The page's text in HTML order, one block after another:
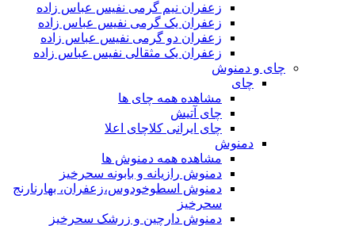
زعفران نیم گرمی نفیس عباس زاده
زعفران یک گرمی نفیس عباس زاده
زعفران دو گرمی نفیس عباس زاده
زعفران یک مثقالی نفیس عباس زاده
چای و دمنوش
چای
مشاهده همه چای ها
چای آتیش
چای ایرانی کلاچای اعلا
دمنوش
مشاهده همه دمنوش ها
دمنوش رازیانه و بابونه سحرخیز
دمنوش اسطوخودوس،زعفران، بهارنارنج
سحرخیز
دمنوش دارچین و زرشک سحرخیز